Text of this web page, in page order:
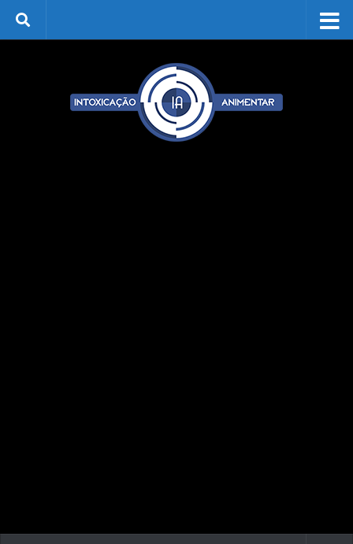
Skip to content